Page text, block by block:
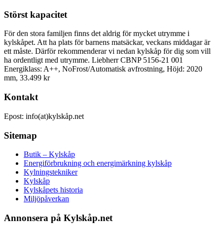
Störst kapacitet
För den stora familjen finns det aldrig för mycket utrymme i
kylskåpet. Att ha plats för barnens matsäckar, veckans middagar är
ett måste. Därför rekommenderar vi nedan kylskåp för dig som vill
ha ordentligt med utrymme. Liebherr CBNP 5156-21 001
Energiklass: A++, NoFrost/Automatisk avfrostning, Höjd: 2020
mm, 33.499 kr
Kontakt
Epost: info(at)kylskåp.net
Sitemap
Butik – Kylskåp
Energiförbrukning och energimärkning kylskåp
Kylningstekniker
Kylskåp
Kylskåpets historia
Miljöpåverkan
Annonsera på Kylskåp.net